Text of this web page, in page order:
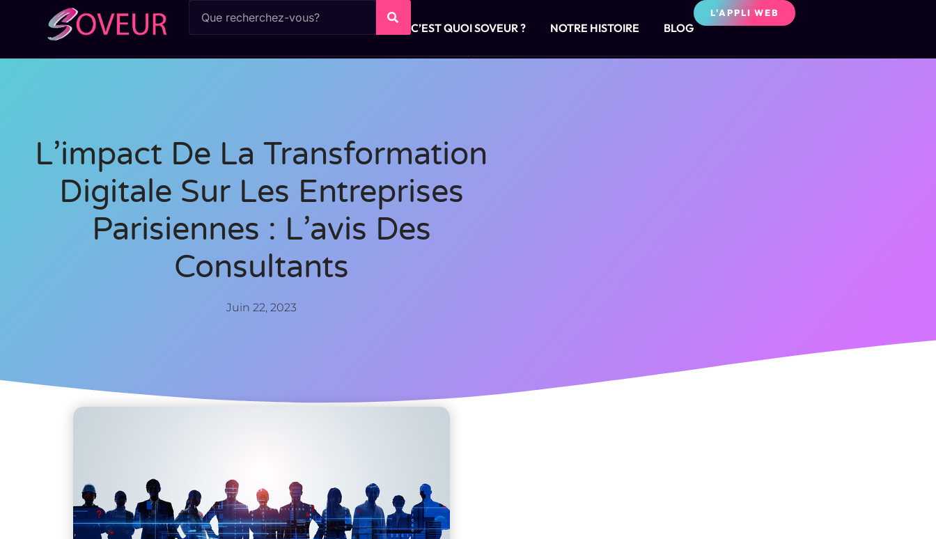
C’EST QUOI SOVEUR ? NOTRE HISTOIRE BLOG
L'APPLI WEB
L’impact De La Transformation
Digitale Sur Les Entreprises
Parisiennes : L’avis Des
Consultants
Juin 22, 2023